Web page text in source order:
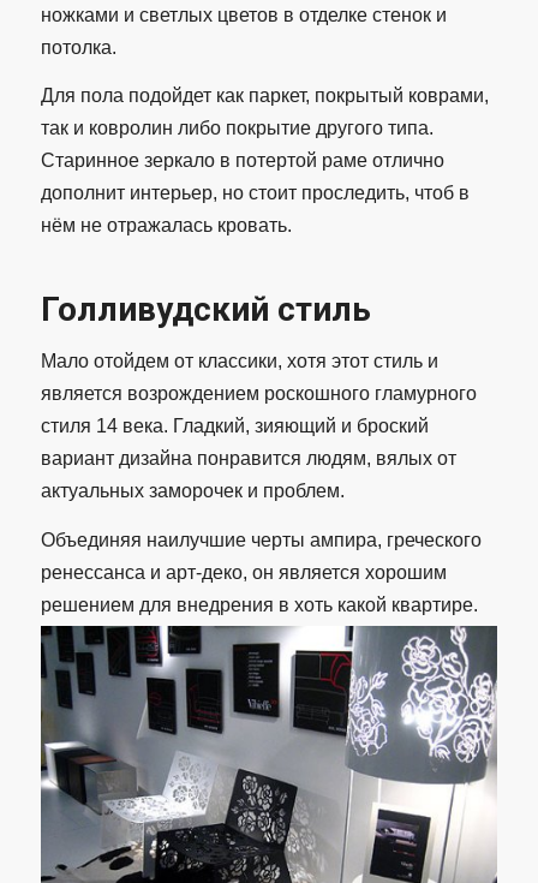
ножками и светлых цветов в отделке стенок и
потолка.
Для пола подойдет как паркет, покрытый коврами,
так и ковролин либо покрытие другого типа.
Старинное зеркало в потертой раме отлично
дополнит интерьер, но стоит проследить, чтоб в
нём не отражалась кровать.
Голливудский стиль
Мало отойдем от классики, хотя этот стиль и
является возрождением роскошного гламурного
стиля 14 века. Гладкий, зияющий и броский
вариант дизайна понравится людям, вялых от
актуальных заморочек и проблем.
Объединяя наилучшие черты ампира, греческого
ренессанса и арт-деко, он является хорошим
решением для внедрения в хоть какой квартире.